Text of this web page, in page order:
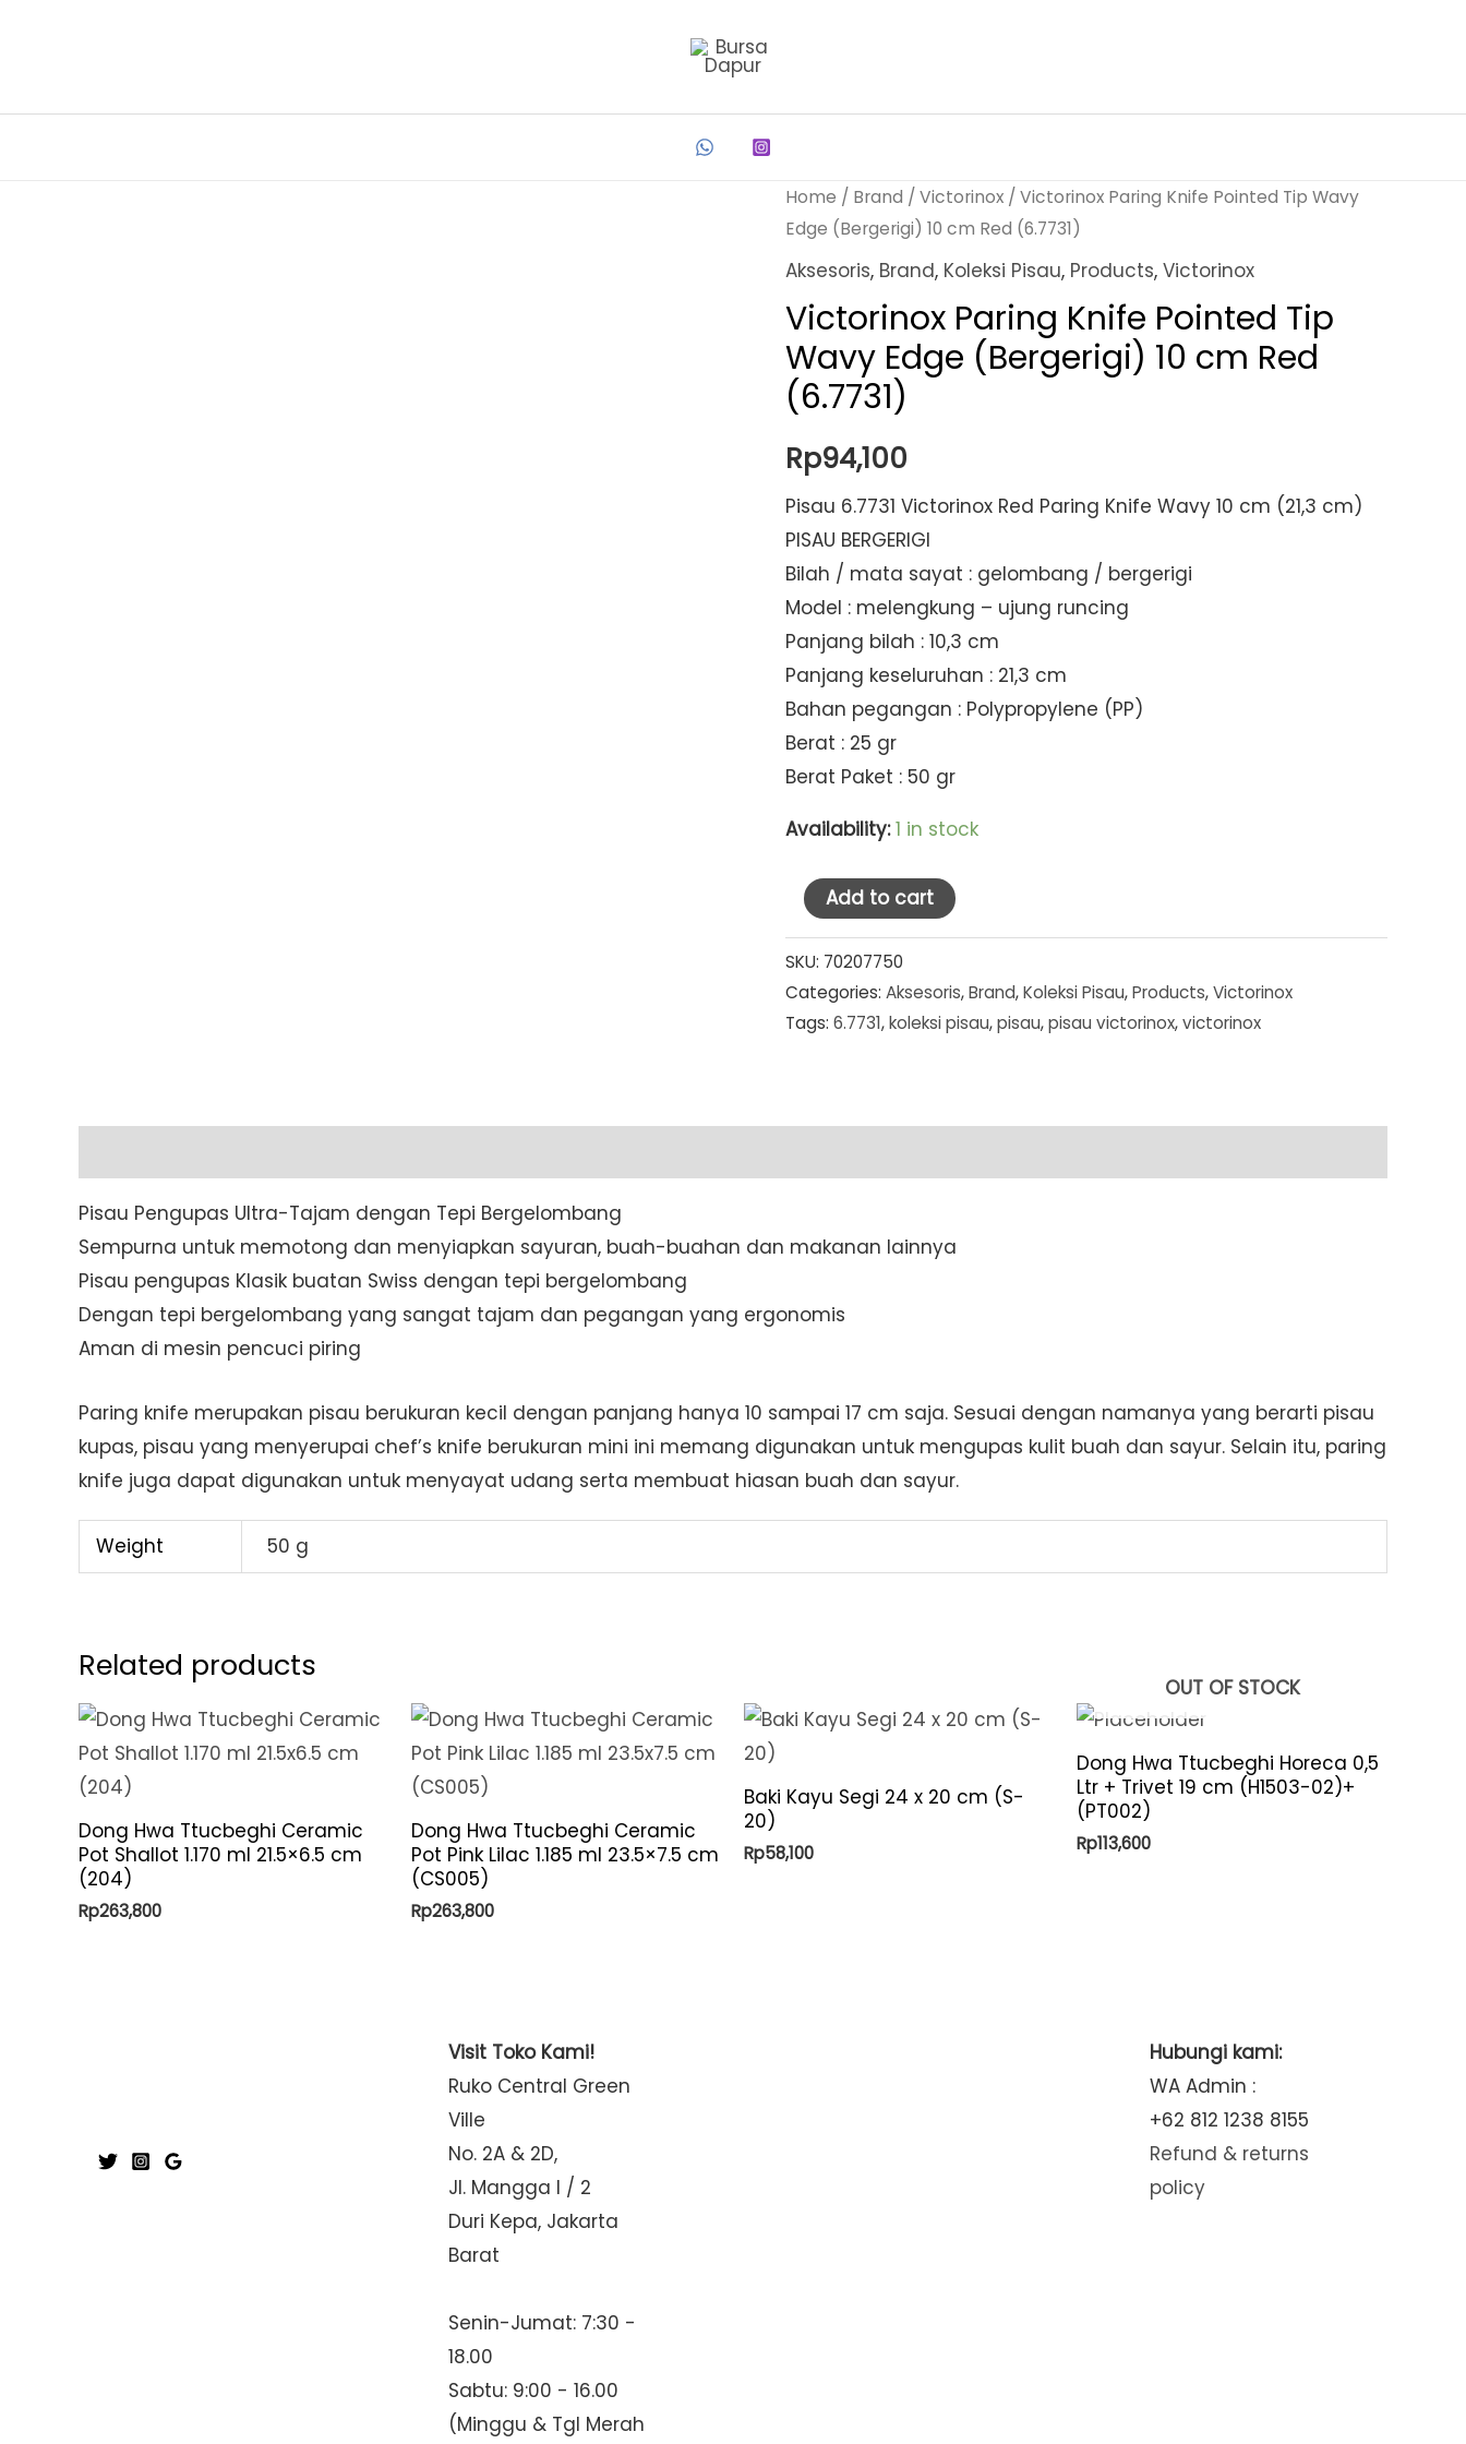
Home / Brand / Victorinox / Victorinox Paring Knife Pointed Tip Wavy
Edge (Bergerigi) 10 cm Red (6.7731)
Aksesoris, Brand, Koleksi Pisau, Products, Victorinox
Victorinox Paring Knife Pointed Tip
Wavy Edge (Bergerigi) 10 cm Red
(6.7731)
Rp94,100
Pisau 6.7731 Victorinox Red Paring Knife Wavy 10 cm (21,3 cm)
PISAU BERGERIGI
Bilah / mata sayat : gelombang / bergerigi
Model : melengkung – ujung runcing
Panjang bilah : 10,3 cm
Panjang keseluruhan : 21,3 cm
Bahan pegangan : Polypropylene (PP)
Berat : 25 gr
Berat Paket : 50 gr
Availability: 1 in stock
Victorinox
Knife
Pointed
Tip
(Bergerigi)
Add to cart
SKU: 70207750
Categories: Aksesoris,Brand,Koleksi Pisau,Products,Victorinox
Tags: 6.7731,koleksi pisau,pisau,pisau victorinox,victorinox
Pisau Pengupas Ultra-Tajam dengan Tepi Bergelombang
Sempurna untuk memotong dan menyiapkan sayuran, buah-buahan dan makanan lainnya
Pisau pengupas Klasik buatan Swiss dengan tepi bergelombang
Dengan tepi bergelombang yang sangat tajam dan pegangan yang ergonomis
Aman di mesin pencuci piring
Paring knife merupakan pisau berukuran kecil dengan panjang hanya 10 sampai 17 cm saja. Sesuai dengan namanya yang berarti pisau
kupas, pisau yang menyerupai chef’s knife berukuran mini ini memang digunakan untuk mengupas kulit buah dan sayur. Selain itu, paring
knife juga dapat digunakan untuk menyayat udang serta membuat hiasan buah dan sayur.
Weight 50 g
Related products
Dong Hwa Ttucbeghi Ceramic
Pot Shallot 1.170 ml 21.5×6.5 cm
(204)
Rp263,800
Dong Hwa Ttucbeghi Ceramic
Pot Pink Lilac 1.185 ml 23.5×7.5 cm
(CS005)
Rp263,800
Baki Kayu Segi 24 x 20 cm (S-
20)
Rp58,100
OUT OF STOCK
Dong Hwa Ttucbeghi Horeca 0,5
Ltr + Trivet 19 cm (H1503-02)+
(PT002)
Rp113,600
Visit Toko Kami!
Ruko Central Green
Ville
No. 2A & 2D,
Jl. Mangga I / 2
Duri Kepa, Jakarta
Barat
Senin-Jumat: 7:30 -
18.00
Sabtu: 9:00 - 16.00
(Minggu & Tgl Merah
Hubungi kami:
WA Admin :
+62 812 1238 8155
Refund & returns
policy